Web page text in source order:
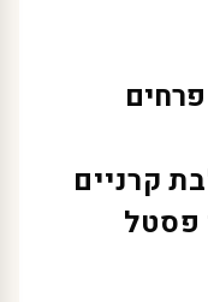
קרניים
פסטל